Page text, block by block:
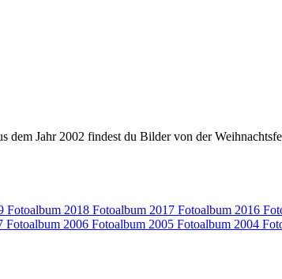
dem Jahr 2002 findest du Bilder von der
Fotoalbum 2018 Fotoalbum 2017 Fotoalbum 2016
Fotoalbum 2006 Fotoalbum 2005 Fotoalbum 2004